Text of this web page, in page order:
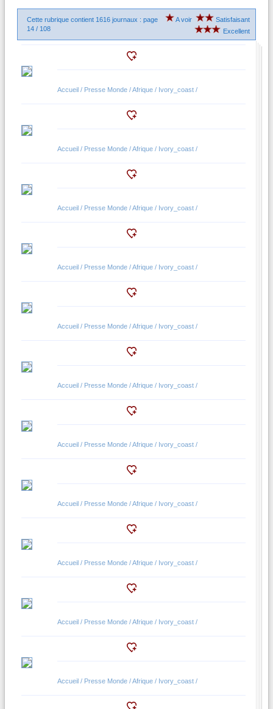
Cette rubrique contient 1616 journaux : page
14 / 108
A voir
Satisfaisant
Excellent
Accueil / Presse Monde / Afrique / Ivory_coast /
Accueil / Presse Monde / Afrique / Ivory_coast /
Accueil / Presse Monde / Afrique / Ivory_coast /
Accueil / Presse Monde / Afrique / Ivory_coast /
Accueil / Presse Monde / Afrique / Ivory_coast /
Accueil / Presse Monde / Afrique / Ivory_coast /
Accueil / Presse Monde / Afrique / Ivory_coast /
Accueil / Presse Monde / Afrique / Ivory_coast /
Accueil / Presse Monde / Afrique / Ivory_coast /
Accueil / Presse Monde / Afrique / Ivory_coast /
Accueil / Presse Monde / Afrique / Ivory_coast /